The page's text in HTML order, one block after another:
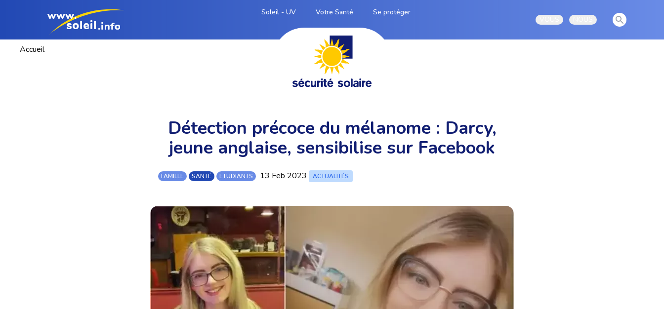
Soleil - UV Votre Santé
Se protéger
Open user menuOpen user menu
View
Accueil
Détection précoce du mélanome : Darcy,
jeune anglaise, sensibilise sur Facebook
FAMILLE SANTÉ ETUDIANTS 13 Feb 2023 ACTUALITÉS